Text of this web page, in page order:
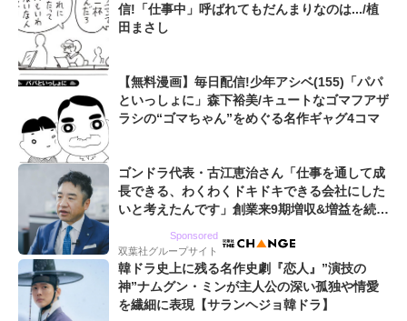
信!「仕事中」呼ばれてもだんまりなのは.../植
田まさし
【無料漫画】毎日配信!少年アシベ(155)「パパ
といっしょに」森下裕美/キュートなゴマフアザ
ラシの“ゴマちゃん”をめぐる名作ギャグ4コマ
ゴンドラ代表・古江恵治さん「仕事を通して成
長できる、わくわくドキドキできる会社にした
いと考えたんです」創業来9期増収&増益を続け
Sponsored
双葉社グループサイト
韓ドラ史上に残る名作史劇『恋人』”演技の
神”ナムグン・ミンが主人公の深い孤独や情愛
を繊細に表現【サランヘジョ韓ドラ】